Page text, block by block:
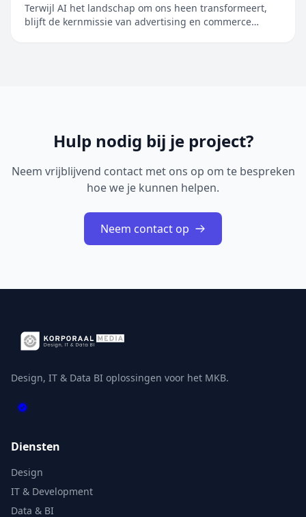
Terwijl AI het landschap om ons heen transformeert,
blijft de kernmissie van advertising en commerce
Hulp nodig bij je project?
Neem vrijblijvend contact met ons op om te bespreken
hoe we je kunnen helpen.
Neem contact op
Design, IT & Data BI oplossingen voor het MKB.
Diensten
Design
IT & Development
Data & BI